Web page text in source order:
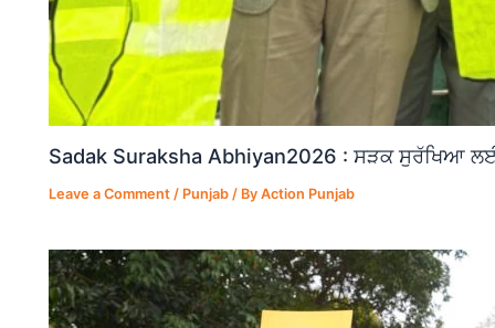
Sadak Suraksha Abhiyan2026 : ਸੜਕ ਸੁਰੱਖਿਆ
Leave a Comment / Punjab / ByAction Punjab